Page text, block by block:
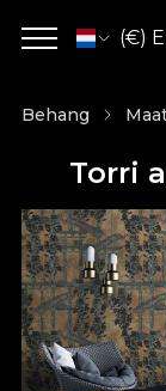
(€)
Behang
Torri